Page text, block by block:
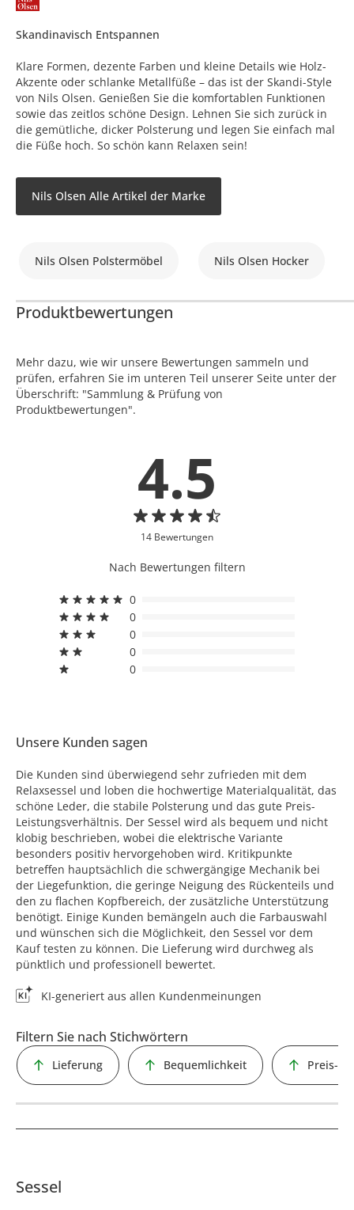
Skandinavisch Entspannen
Klare Formen, dezente Farben und kleine Details wie Holz-
Akzente oder schlanke Metallfüße – das ist der Skandi-Style
von Nils Olsen. Genießen Sie die komfortablen Funktionen
sowie das zeitlos schöne Design. Lehnen Sie sich zurück in
die gemütliche, dicker Polsterung und legen Sie einfach mal
die Füße hoch. So schön kann Relaxen sein!
Nils Olsen Alle Artikel der Marke
Nils Olsen Polstermöbel Nils Olsen Hocker
Produktbewertungen
Mehr dazu, wie wir unsere Bewertungen sammeln und
prüfen, erfahren Sie im unteren Teil unserer Seite unter der
Überschrift: "Sammlung & Prüfung von
Produktbewertungen".
4.5
14 Bewertungen
Nach Bewertungen filtern
0
0
0
0
0
Unsere Kunden sagen
Die Kunden sind überwiegend sehr zufrieden mit dem
Relaxsessel und loben die hochwertige Materialqualität, das
schöne Leder, die stabile Polsterung und das gute Preis-
Leistungsverhältnis. Der Sessel wird als bequem und nicht
klobig beschrieben, wobei die elektrische Variante
besonders positiv hervorgehoben wird. Kritikpunkte
betreffen hauptsächlich die schwergängige Mechanik bei
der Liegefunktion, die geringe Neigung des Rückenteils und
den zu flachen Kopfbereich, der zusätzliche Unterstützung
benötigt. Einige Kunden bemängeln auch die Farbauswahl
und wünschen sich die Möglichkeit, den Sessel vor dem
Kauf testen zu können. Die Lieferung wird durchweg als
pünktlich und professionell bewertet.
KI-generiert aus allen Kundenmeinungen
Filtern Sie nach Stichwörtern
Lieferung Bequemlichkeit Preis-
Sessel